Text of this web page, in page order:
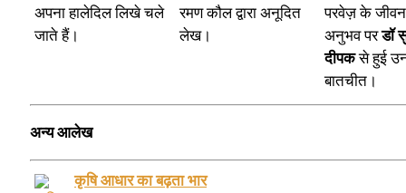
अपना हालेदिल लिखे चले
जाते हैं।
रमण कौल द्वारा अनूदित
लेख।
परवेज़ के
अनुभव परडॉ
दीपकसे हुई
बातचीत।
अन्य आलेख
कृषि आधार का बढ़ता भार